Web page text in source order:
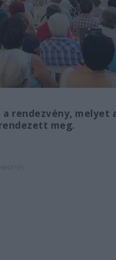
rendezvény, melyet
meg.